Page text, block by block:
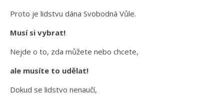
Proto je lidstvu dána Svobodná Vůle.
Musí si vybrat!
Nejde o to, zda můžete nebo chcete,
ale musíte to udělat!
Dokud se lidstvo nenaučí,